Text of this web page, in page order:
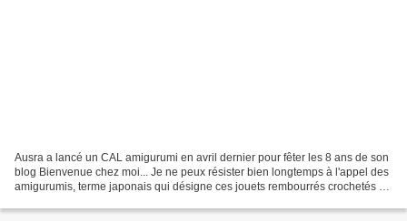
Ausra a lancé un CAL amigurumi en avril dernier pour fêter les 8 ans de son
blog Bienvenue chez moi... Je ne peux résister bien longtemps à l'appel des
amigurumis, terme japonais qui désigne ces jouets rembourrés crochetés ou